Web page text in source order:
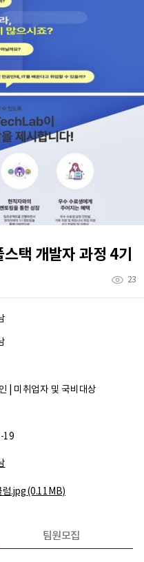
택 개발자 과정 4기
23
| 미취업자 및 국비대상
19
럼.jpg(0.11MB)
팀원모집